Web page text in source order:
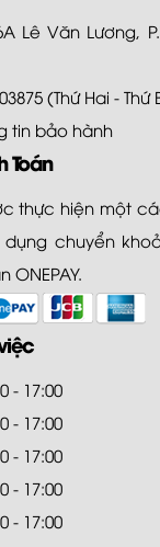
Lê Văn Lương,
(Thứ Hai - Thứ
tin bảo hành
Toán
thực hiện một
chuyển
- 17:00
- 17:00
- 17:00
- 17:00
- 17:00